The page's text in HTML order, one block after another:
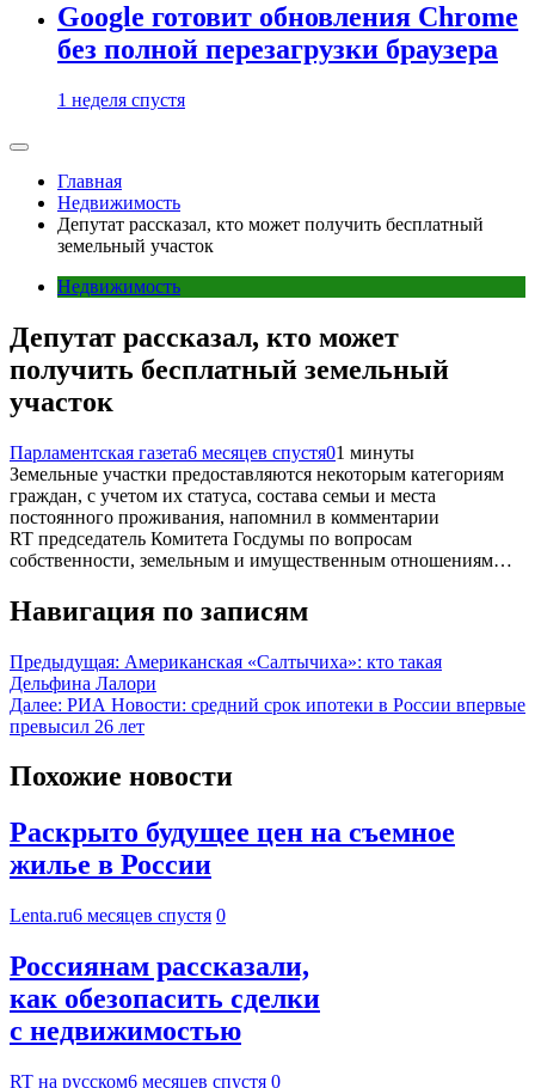
Google готовит обновления Chrome
без полной перезагрузки браузера
1 неделя спустя
Главная
Недвижимость
Депутат рассказал, кто может получить бесплатный
земельный участок
Недвижимость
Депутат рассказал, кто может
получить бесплатный земельный
участок
Парламентская газета6 месяцев спустя01 минуты
Земельные участки предоставляются некоторым категориям
граждан, с учетом их статуса, состава семьи и места
постоянного проживания, напомнил в комментарии
RT председатель Комитета Госдумы по вопросам
собственности, земельным и имущественным отношениям…
Навигация по записям
Предыдущая: Американская «Салтычиха»: кто такая
Дельфина Лалори
Далее: РИА Новости: средний срок ипотеки в России впервые
превысил 26 лет
Похожие новости
Раскрыто будущее цен на съемное
жилье в России
Lenta.ru6 месяцев спустя 0
Россиянам рассказали,
как обезопасить сделки
с недвижимостью
RT на русском6 месяцев спустя 0